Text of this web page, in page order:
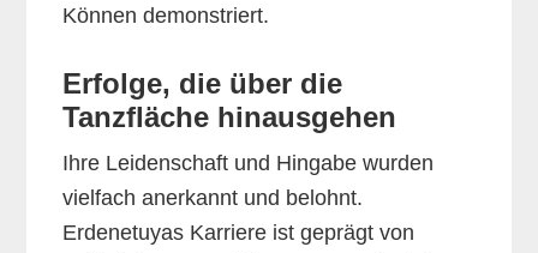
Können demonstriert.
Erfolge, die über die
Tanzfläche hinausgehen
Ihre Leidenschaft und Hingabe wurden
vielfach anerkannt und belohnt.
Erdenetuyas Karriere ist geprägt von